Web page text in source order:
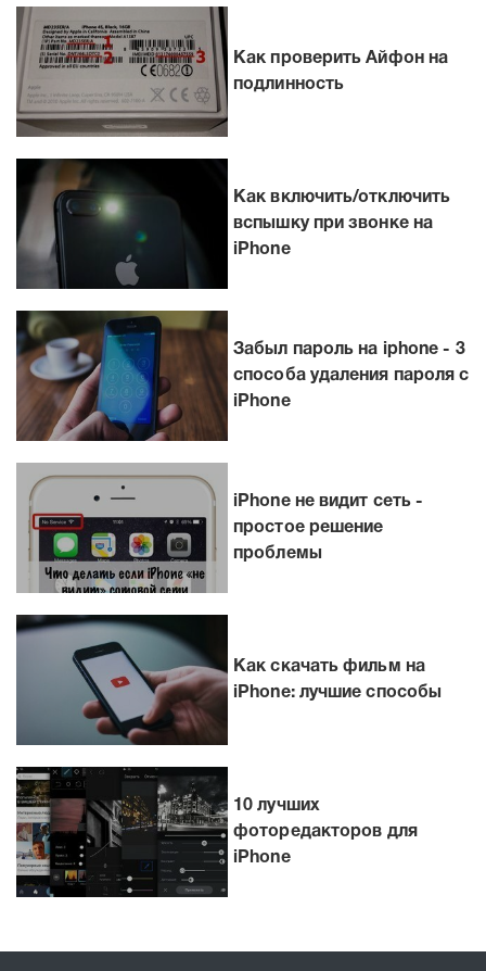
Как проверить Айфон на
подлинность
Как включить/отключить
вспышку при звонке на
iPhone
Забыл пароль на iphone - 3
способа удаления пароля с
iPhone
iPhone не видит сеть -
простое решение
проблемы
Как скачать фильм на
iPhone: лучшие способы
10 лучших
фоторедакторов для
iPhone